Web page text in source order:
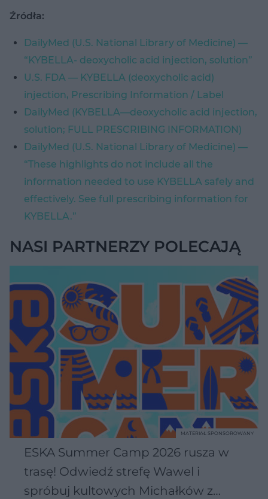
Źródła:
DailyMed (U.S. National Library of Medicine) —
“KYBELLA- deoxycholic acid injection, solution”
U.S. FDA — KYBELLA (deoxycholic acid)
injection, Prescribing Information / Label
DailyMed (KYBELLA—deoxycholic acid injection,
solution; FULL PRESCRIBING INFORMATION)
DailyMed (U.S. National Library of Medicine) —
“These highlights do not include all the
information needed to use KYBELLA safely and
effectively. See full prescribing information for
KYBELLA.”
NASI PARTNERZY POLECAJĄ
ESKA Summer Camp 2026 rusza w
trasę! Odwiedź strefę Wawel i
spróbuj kultowych Michałków z
MATERIAŁ SPONSOROWANY